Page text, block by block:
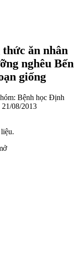
ăn nhân
nghêu Bến
giống
Bệnh học Định
08/2013